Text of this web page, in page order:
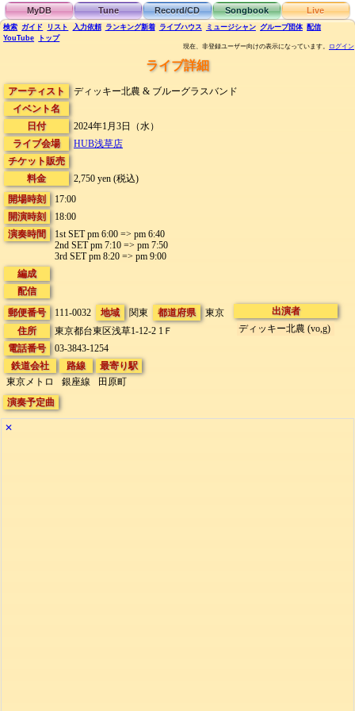
MyDB Tune Record/CD Songbook Live
検索 ガイド リスト 入力依頼 ランキング新着 ライブハウス ミュージシャン グループ団体 配信
YouTube
トップ
現在、非登録ユーザー向けの表示になっています。 ログイン
ライブ詳細
アーティスト
ディッキー北農 & ブルーグラスバンド
イベント名
日付
2024年1月3日（水）
ライブ会場
HUB浅草店
チケット販売
料金
2,750 yen (税込)
開場時刻
17:00
開演時刻
18:00
演奏時間
1st SET pm 6:00 => pm 6:40
2nd SET pm 7:10 => pm 7:50
3rd SET pm 8:20 => pm 9:00
編成
配信
郵便番号
111-0032 地域 関東 都道府県
東京
住所
東京都台東区浅草1-12-2 1Ｆ
電話番号
03-3843-1254
鉄道会社
東京メトロ
路線
銀座線
最寄り駅
田原町
出演者
ディッキー北農 (vo,g)
演奏予定曲
✕